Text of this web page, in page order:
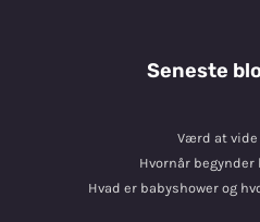
Seneste
Værd at vide
Hvornår begynder
Hvad er babyshower og